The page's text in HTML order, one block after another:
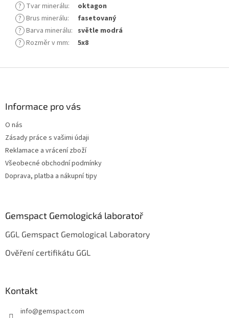
? Tvar minerálu:
oktagon
? Brus minerálu:
fasetovaný
? Barva minerálu: světle modrá
? Rozměr v mm: 5x8
Informace pro vás
O nás
Zásady práce s vašimi údaji
Reklamace a vrácení zboží
Všeobecné obchodní podmínky
Doprava, platba a nákupní tipy
Gemspact Gemologická laboratoř
GGL Gemspact Gemological Laboratory
Ověření certifikátu GGL
Kontakt
info@gemspact.com